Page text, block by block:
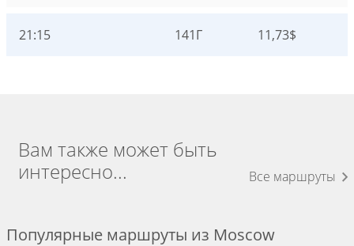
21:15 141Г 11,73$
Вам также может быть
интересно...
Все маршруты
Популярные маршруты из Moscow